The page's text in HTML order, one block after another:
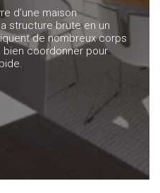
d’une maison
structure brute en un
de nombreux corps
bien coordonner pour